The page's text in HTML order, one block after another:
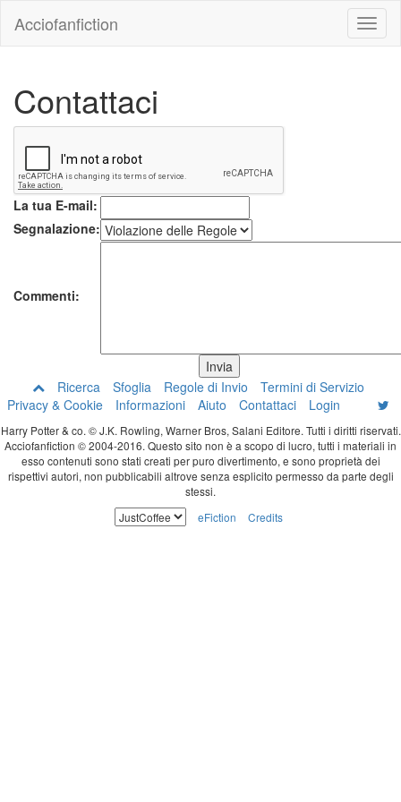
Acciofanfiction
Contattaci
La tua E-mail:
Segnalazione:
Commenti:
Ricerca Sfoglia Regole di Invio
Termini di Servizio
Privacy & Cookie
Informazioni Aiuto Contattaci Login
Harry Potter & co. © J.K. Rowling, Warner Bros, Salani Editore. Tutti i diritti riservati.
Acciofanfiction © 2004-2016. Questo sito non è a scopo di lucro, tutti i materiali in
esso contenuti sono stati creati per puro divertimento, e sono proprietà dei
rispettivi autori, non pubblicabili altrove senza esplicito permesso da parte degli
stessi.
eFiction
Credits